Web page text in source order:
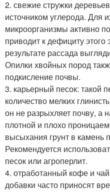
2. свежие стружки
источником углерода. Для
микроорганизмы активно
приводит к дефициту
результате рассада
Опилки хвойных пород
подкисление почвы.
3. карьерный песок: такой
количество мелких
он не разрыхляет почву, а
плотной и плохо
высыхания грунт в камень
Рекомендуется
песок или агроперлит.
4. отработанный кофе и
добавки часто приносят